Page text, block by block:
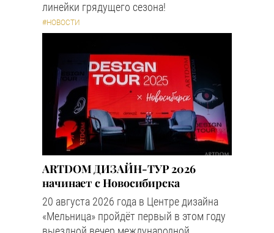
линейки грядущего сезона!
#НОВОСТИ
ARTDOM ДИЗАЙН-ТУР 2026
начинает с Новосибирска
20 августа 2026 года в Центре дизайна
«Мельница» пройдёт первый в этом году